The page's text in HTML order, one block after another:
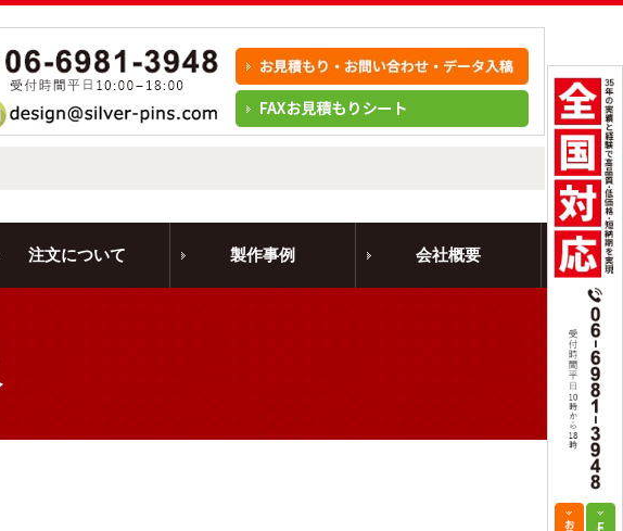
注文について 製作事例 会社概要